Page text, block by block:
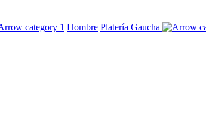
Hombre Platería Gaucha